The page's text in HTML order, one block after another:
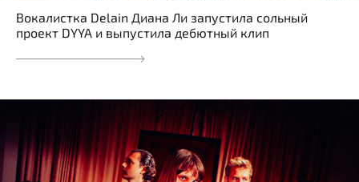
Вокалистка Delain Диана Ли запустила сольный
проект DYYA и выпустила дебютный клип